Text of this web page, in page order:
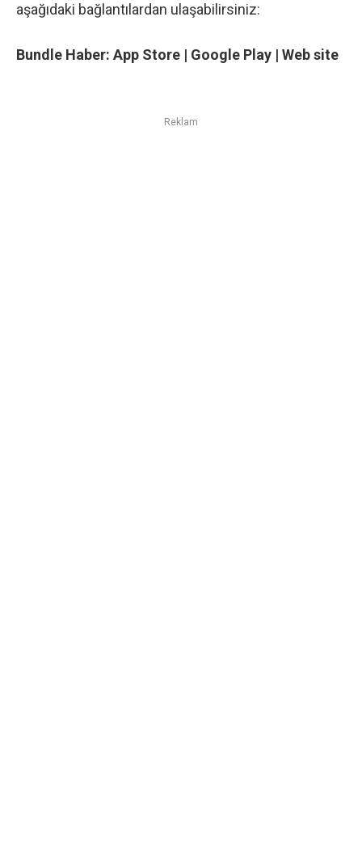
aşağıdaki bağlantılardan ulaşabilirsiniz:
Bundle Haber: App Store | Google Play | Web site
Reklam